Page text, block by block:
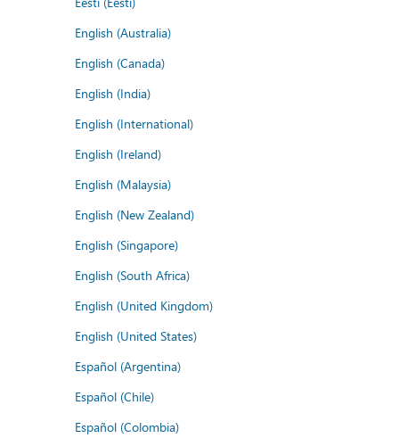
English (Australia)
English (Canada)
English (India)
English (International)
English (Ireland)
English (Malaysia)
English (New Zealand)
English (Singapore)
English (South Africa)
English (United Kingdom)
English (United States)
Español (Argentina)
Español (Chile)
Español (Colombia)